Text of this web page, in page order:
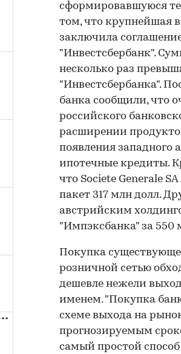
сформировавшуюся
том, что крупнейшая
заключила
"Инвестсбербанк".
несколько раз
"Инвестсбербанка".
банка сообщили, что
российского
расширении
появления западного
ипотечные кредиты.
что Societe Generale
пакет 317 млн долл.
австрийским
"Импэксбанка" за 550
Покупка
розничной сетью
дешевле нежели
именем. "Покупка
схеме выхода на
прогнозируемым
самый простой